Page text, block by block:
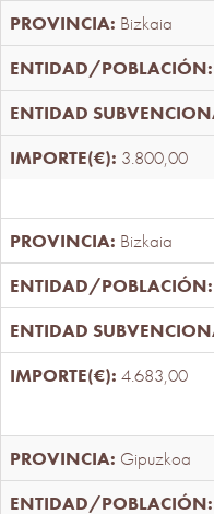
Bizkaia
3.800,00
Bizkaia
4.683,00
Gipuzkoa